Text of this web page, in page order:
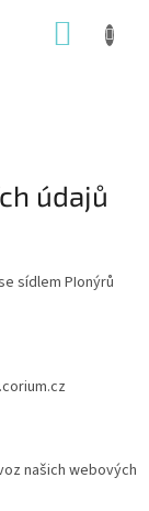
údajů
sídlem PIonýrů
našich webových